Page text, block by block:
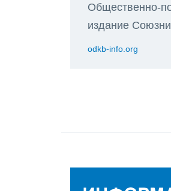
Общественно-
издание
odkb-info.org